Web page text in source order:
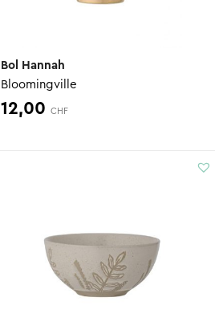
Bol Hannah
Bloomingville
12,00 CHF